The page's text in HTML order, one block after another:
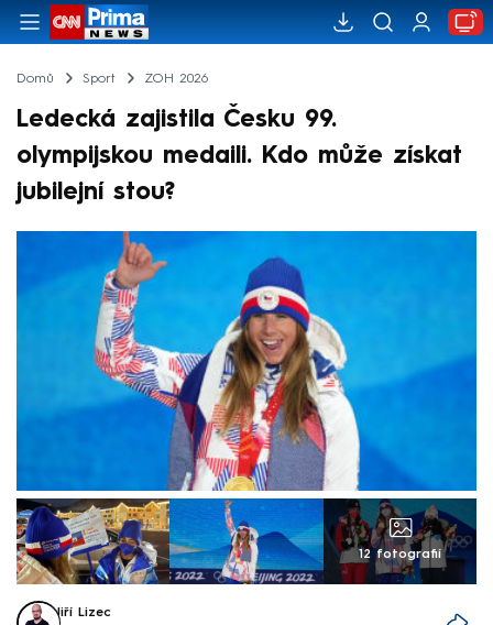
Domů Sport ZOH 2026
Ledecká zajistila Česku 99.
olympijskou medaili. Kdo může získat
jubilejní stou?
12 fotografií
Jiří Lizec